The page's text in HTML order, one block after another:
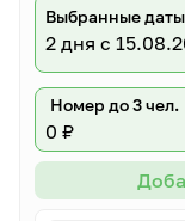
Выбранные даты
2 дня с
Номер до 3 чел.
0 ₽